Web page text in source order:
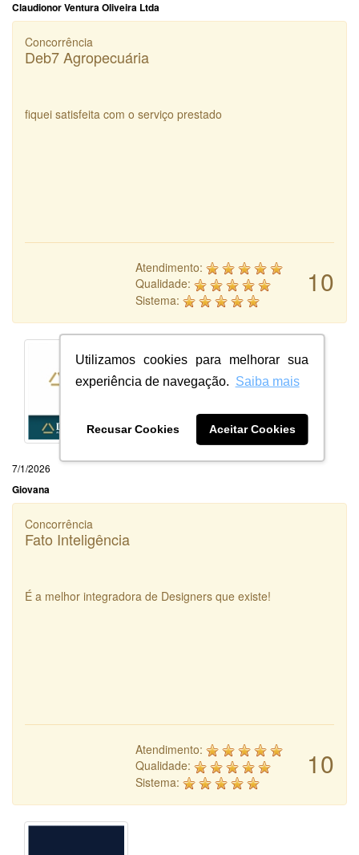
Utilizamos cookies para melhorar sua
experiência de navegação. Saiba mais
Recusar Cookies Aceitar Cookies
Claudionor Ventura Oliveira Ltda
Concorrência
Deb7 Agropecuária
fiquei satisfeita com o serviço prestado
10
Atendimento:
Qualidade:
Sistema:
7/1/2026
Giovana
Concorrência
Fato Inteligência
É a melhor integradora de Designers que existe!
10
Atendimento:
Qualidade:
Sistema: